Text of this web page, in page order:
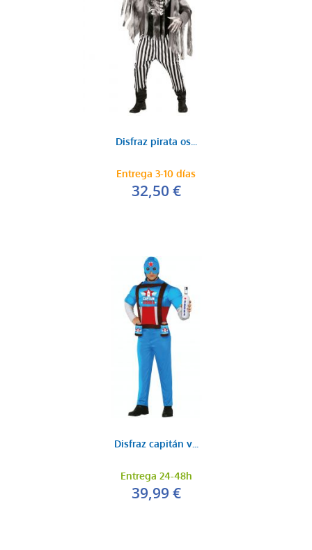
Disfraz pirata os...
Entrega 3-10 días
32,50 €
Disfraz capitán v...
Entrega 24-48h
39,99 €